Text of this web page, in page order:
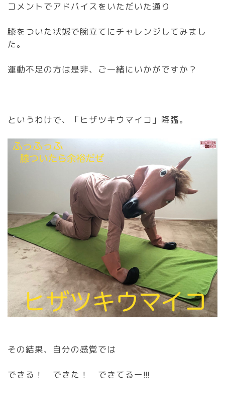
コメントでアドバイスをいただいた通り
膝をついた状態で腕立てにチャレンジしてみまし
た。
運動不足の方は是非、ご一緒にいかがですか？
というわけで、「ヒザツキウマイコ」降臨。
その結果、自分の感覚では
できる！ できた！ できてるー!!!